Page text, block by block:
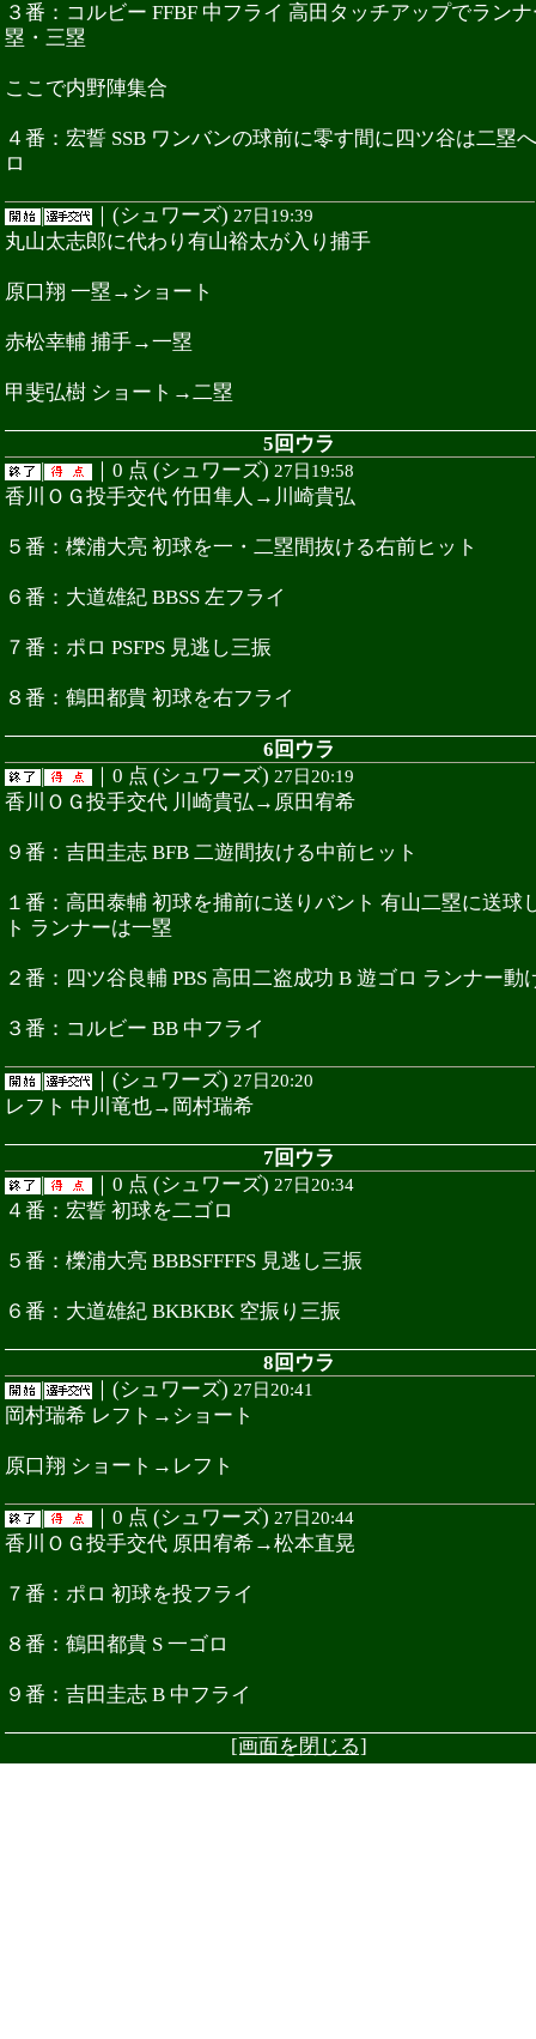
３番：コルビー FFBF 中フライ 高田タッチアップでラン
塁・三塁
ここで内野陣集合
４番：宏誓 SSB ワンバンの球前に零す間に四ツ谷は二塁
ロ
| ｜(シュワーズ) 27日19:39
丸山太志郎に代わり有山裕太が入り捕手
原口翔 一塁→ショート
赤松幸輔 捕手→一塁
甲斐弘樹 ショート→二塁
5回ウラ
|
｜0 点 (シュワーズ) 27日19:58
香川ＯＧ投手交代 竹田隼人→川崎貴弘
５番：櫟浦大亮 初球を一・二塁間抜ける右前ヒット
６番：大道雄紀 BBSS 左フライ
７番：ポロ PSFPS 見逃し三振
８番：鶴田都貴 初球を右フライ
6回ウラ
|
｜0 点 (シュワーズ) 27日20:19
香川ＯＧ投手交代 川崎貴弘→原田宥希
９番：吉田圭志 BFB 二遊間抜ける中前ヒット
１番：高田泰輔 初球を捕前に送りバント 有山二塁に送球
ト ランナーは一塁
２番：四ツ谷良輔 PBS 高田二盗成功 B 遊ゴロ ランナー動
３番：コルビー BB 中フライ
| ｜(シュワーズ) 27日20:20
レフト 中川竜也→岡村瑞希
7回ウラ
|
｜0 点 (シュワーズ) 27日20:34
４番：宏誓 初球を二ゴロ
５番：櫟浦大亮 BBBSFFFFS 見逃し三振
６番：大道雄紀 BKBKBK 空振り三振
8回ウラ
|
｜(シュワーズ) 27日20:41
岡村瑞希 レフト→ショート
原口翔 ショート→レフト
| ｜0 点 (シュワーズ) 27日20:44
香川ＯＧ投手交代 原田宥希→松本直晃
７番：ポロ 初球を投フライ
８番：鶴田都貴 S 一ゴロ
９番：吉田圭志 B 中フライ
[画面を閉じる]